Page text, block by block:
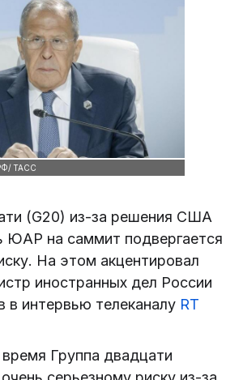
ТАСС
(G20) из-за решения США
ЮАР на саммит подвергается
На этом акцентировал
иностранных дел России
в интервью телеканалу RT
Группа двадцати